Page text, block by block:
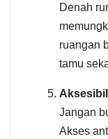
Denah
ruangan
tamu
Jangan
Akses